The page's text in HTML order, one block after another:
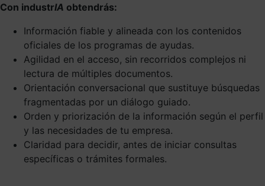
Con industrIA obtendrás:
Información fiable y alineada con los contenidos
oficiales de los programas de ayudas.
Agilidad en el acceso, sin recorridos complejos ni
lectura de múltiples documentos.
Orientación conversacional que sustituye búsquedas
fragmentadas por un diálogo guiado.
Orden y priorización de la información según el perfil
y las necesidades de tu empresa.
Claridad para decidir, antes de iniciar consultas
específicas o trámites formales.